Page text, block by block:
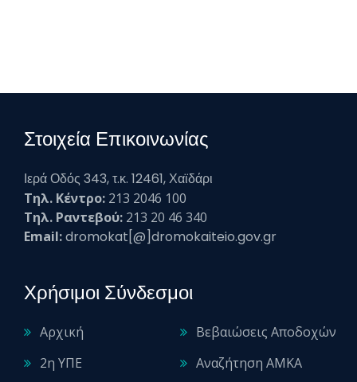
Στοιχεία Επικοινωνίας
Ιερά Οδός 343, τ.κ. 12461, Χαϊδάρι
Τηλ. Κέντρο: 213 2046 100
Τηλ. Ραντεβού: 213 20 46 340
Email:dromokat[@]dromokaiteio.gov.gr
Χρήσιμοι Σύνδεσμοι
Αρχική
2η ΥΠΕ
Βεβαιώσεις Αποδοχών
Αναζήτηση ΑΜΚΑ